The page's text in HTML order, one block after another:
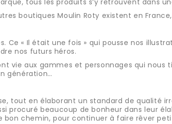
tous les produits s’y retrouvent dans
boutiques Moulin Roty existent en
« Il était une fois » qui pousse nos
nos futurs héros.
vie aux gammes et personnages qui nous
génération…
tout en élaborant un standard de qualité
beaucoup de bonheur dans leur
chemin, pour continuer à faire rêver